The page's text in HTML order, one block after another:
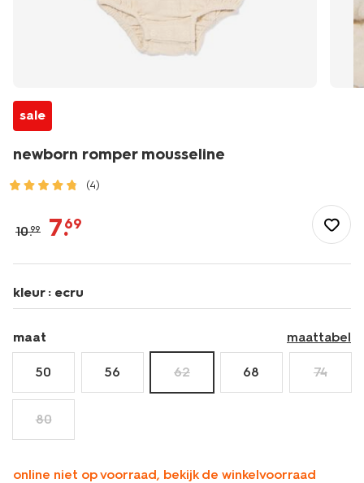
sale
newborn romper mousseline
(4)
romper-
mousseline-
10.99 7.69
kleur : ecru
maat maattabel
50 56 62 68 74
80
online niet op voorraad, bekijk de winkelvoorraad